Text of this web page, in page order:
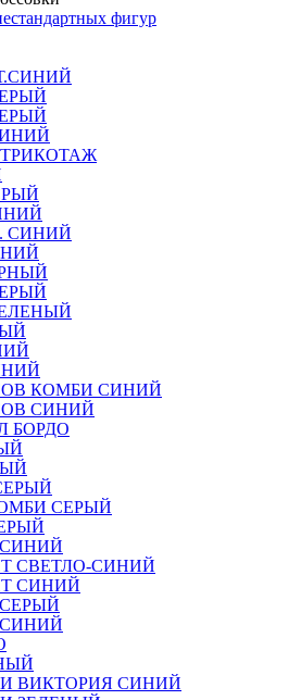
фигур
СИНИЙ
КОМБИ СИНИЙ
СИНИЙ
БОРДО
СЕРЫЙ
СВЕТЛО-СИНИЙ
СИНИЙ
ВИКТОРИЯ СИНИЙ